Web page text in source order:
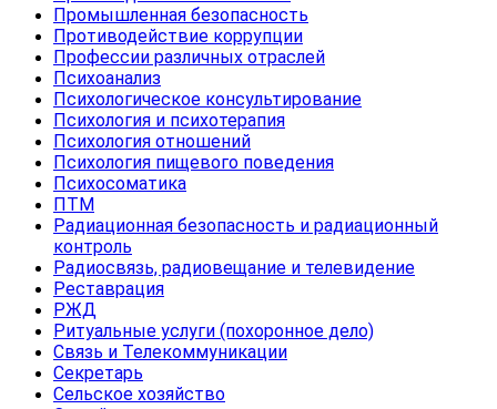
Промышленная безопасность
Противодействие коррупции
Профессии различных отраслей
Психоанализ
Психологическое консультирование
Психология и психотерапия
Психология отношений
Психология пищевого поведения
Психосоматика
ПТМ
Радиационная безопасность и радиационный
контроль
Радиосвязь, радиовещание и телевидение
Реставрация
РЖД
Ритуальные услуги (похоронное дело)
Связь и Телекоммуникации
Секретарь
Сельское хозяйство